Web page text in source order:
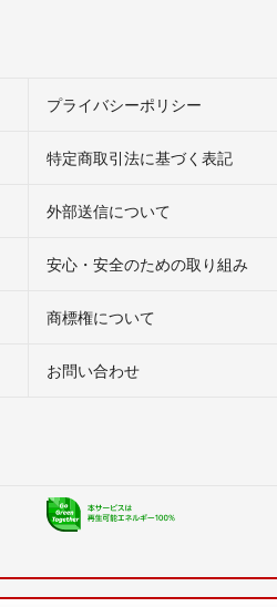
プライバシーポリシー
特定商取引法に基づく表記
外部送信について
安心・安全のための取り組み
商標権について
お問い合わせ